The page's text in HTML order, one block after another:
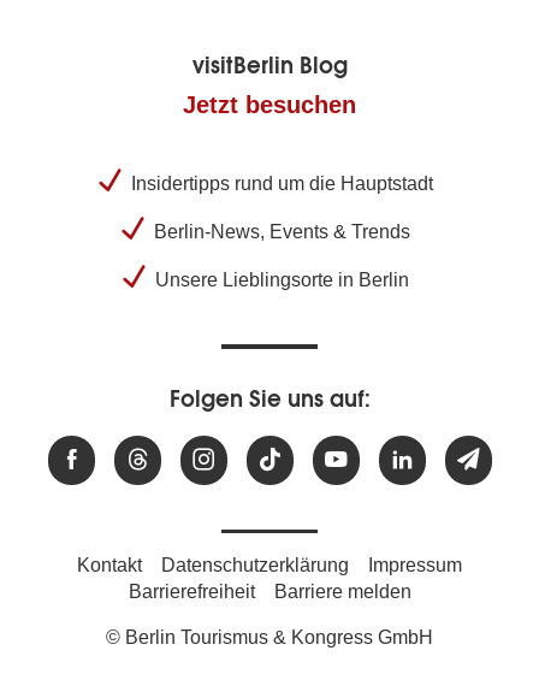
visitBerlin Blog
Jetzt besuchen
Insidertipps rund um die Hauptstadt
Berlin-News, Events & Trends
Unsere Lieblingsorte in Berlin
Folgen Sie uns auf:
Kontakt Datenschutzerklärung
Impressum
Barrierefreiheit
Barriere melden
© Berlin Tourismus & Kongress GmbH